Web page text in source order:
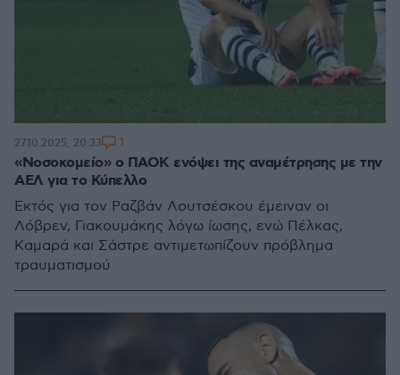
«Νοσοκομείο» ο ΠΑΟΚ ενόψει της αναμέτρησης με την
ΑΕΛ για το Κύπελλο
Εκτός για τον Ραζβάν Λουτσέσκου έμειναν οι
Λόβρεν, Γιακουμάκης λόγω ίωσης, ενώ Πέλκας,
Καμαρά και Σάστρε αντιμετωπίζουν πρόβλημα
τραυματισμού
27.10.2025, 20:33 1